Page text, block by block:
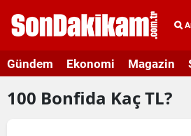
Gündem Ekonomi Magazin
100 Bonfida Kaç TL?